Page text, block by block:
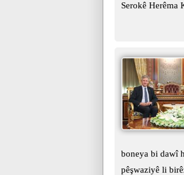
Serokê Herêma
boneya bi dawî
pêşwaziyê li